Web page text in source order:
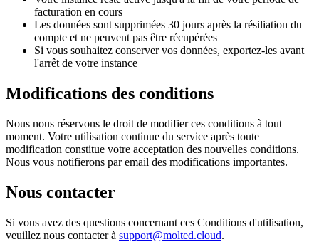
facturation en cours
Les données sont supprimées 30 jours après la résiliation du
compte et ne peuvent pas être récupérées
Si vous souhaitez conserver vos données, exportez-les avant
l'arrêt de votre instance
Modifications des conditions
Nous nous réservons le droit de modifier ces conditions à tout
moment. Votre utilisation continue du service après toute
modification constitue votre acceptation des nouvelles conditions.
Nous vous notifierons par email des modifications importantes.
Nous contacter
Si vous avez des questions concernant ces Conditions d'utilisation,
veuillez nous contacter à support@molted.cloud.